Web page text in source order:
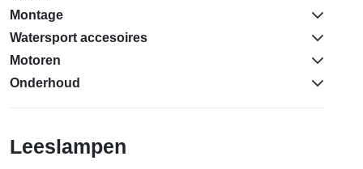
Montage
Watersport accesoires
Motoren
Onderhoud
Leeslampen